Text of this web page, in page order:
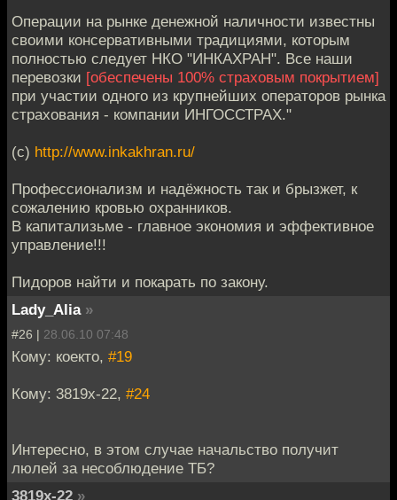
Операции на рынке денежной наличности известны
своими консервативными традициями, которым
полностью следует НКО "ИНКАХРАН". Все наши
перевозки [обеспечены 100% страховым покрытием]
при участии одного из крупнейших операторов рынка
страхования - компании ИНГОССТРАХ."
(с) http://www.inkakhran.ru/
Профессионализм и надёжность так и брызжет, к
сожалению кровью охранников.
В капитализьме - главное экономия и эффективное
управление!!!
Пидоров найти и покарать по закону.
Lady_Alia »
#26 | 28.06.10 07:48
Кому: коекто, #19
Кому: 3819x-22, #24
Интересно, в этом случае начальство получит
люлей за несоблюдение ТБ?
3819x-22 »